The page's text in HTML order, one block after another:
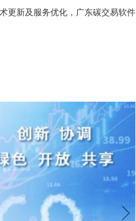
更新及服务优化，广东碳交易软件